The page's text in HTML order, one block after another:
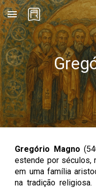
Skip to main content
Gregório Magno
estende por séculos,
em uma família
na tradição